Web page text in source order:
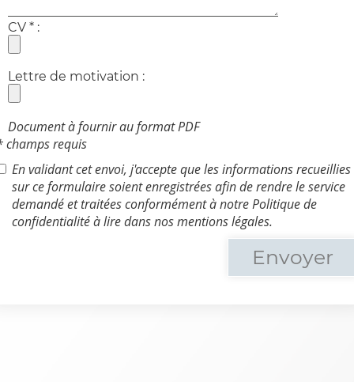
CV * :
Lettre de motivation :
Document à fournir au format PDF
champs requis
En validant cet envoi, j'accepte que les informations recueillies
sur ce formulaire soient enregistrées afin de rendre le service
demandé et traitées conformément à notre Politique de
confidentialité à lire dans nos mentions légales.